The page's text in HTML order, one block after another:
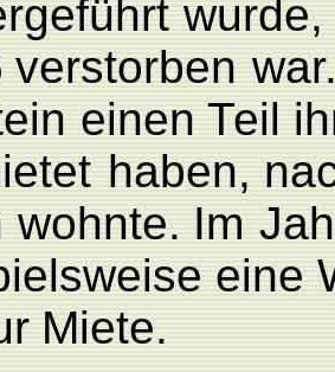
wurde,
verstorben war
einen Teil
haben,
wohnte. Im
eine
Miete.